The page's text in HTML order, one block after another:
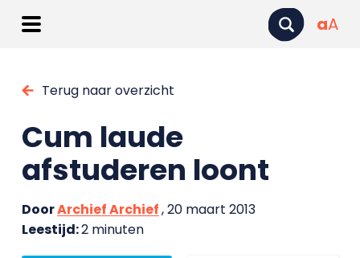
aA
Terug naar overzicht
Cum laude
afstuderen loont
DoorArchief Archief, 20 maart 2013
Leestijd:2 minuten